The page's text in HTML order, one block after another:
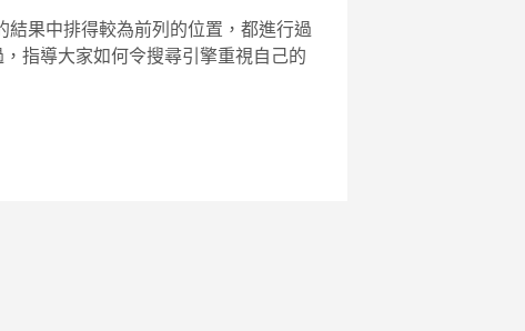
果中排得較為前列的位置，都進行過
指導大家如何令搜尋引擎重視自己的